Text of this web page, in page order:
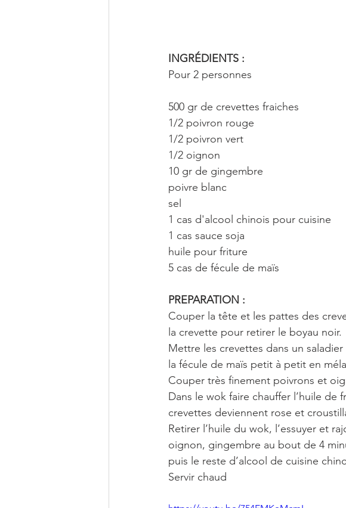
INGRÉDIENTS :
Pour 2 personnes
500 gr de crevettes fraiches
1/2 poivron rouge
1/2 poivron vert
1/2 oignon
10 gr de gingembre
poivre blanc
sel
1 cas d'alcool chinois pour cuisine
1 cas sauce soja
huile pour friture
5 cas de fécule de maïs
PREPARATION :
Couper la tête et les pattes des
la crevette pour retirer le boyau noir.
Mettre les crevettes dans un
la fécule de maïs petit à petit en
Couper très finement poivrons et
Dans le wok faire chauffer l’huile
crevettes deviennent rose et
Retirer l’huile du wok, l’essuyer et
oignon, gingembre au bout de 4
puis le reste d’alcool de cuisine
Servir chaud